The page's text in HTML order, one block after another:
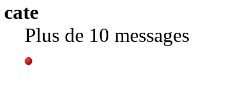
cate
Plus de 10 messages